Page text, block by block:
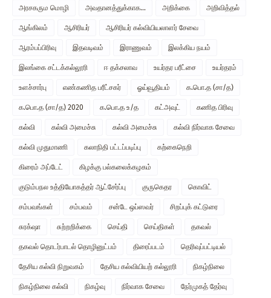
அரசகரும மொழி அவதானத்துக்காக... அறிக்கை அறிவித்தல்
ஆங்கிலம் ஆசிரியர் ஆசிரியர் கல்வியியலாளர் சேவை
ஆரம்பப்பிரிவு இதவடிவம் இராணுவம் இலக்கிய நயம்
இலங்கை சட்டக்கல்லூரி ஈ தக்சலாவ உயர்தர பரீட்சை உயர்தரம்
உளச்சார்பு எண்கணித பரீட்சகர் ஓய்வூதியம் க.பொ.த (சா/த)
க.பொ.த (சா/த) 2020 க.பொ.த உ/த கட்அவுட் கணித பிரிவு
கல்வி கல்வி அமைச்சு கல்வி அமைச்சு கல்வி நிர்வாக சேவை
கல்வி முதுமாணி கலாநிதி பட்டப்படிப்பு கற்கைநெறி
கிரைம் அப்டேட் கிழக்கு பல்கலைக்கழகம்
குடும்பநல உத்தியோகத்தர் ஆட்சேர்ப்பு குருகெதர கொவிட்
சம்பவங்கள் சம்பவம் சன்டே ஒப்ஸவர் சிறப்புக் கட்டுரை
சுரக்‌ஷா சுற்றறிக்கை செய்தி செய்திகள் தகவல்
தகவல் தொடர்பாடல் தொழினுட்பம் திரைப்படம் தெரிவுப்பட்டியல்
தேசிய கல்வி நிறுவகம் தேசிய கல்வியியற் கல்லூரி நிகழ்நிலை
நிகழ்நிலை கல்வி நிகழ்வு நிர்வாக சேவை நேர்முகத் தேர்வு